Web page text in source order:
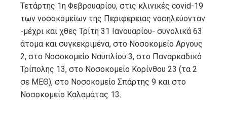
Τετάρτης 1η Φεβρουαρίου, στις κλινικές covid-19
των νοσοκομείων της Περιφέρειας νοσηλεύονταν
-μέχρι και χθες Τρίτη 31 Ιανουαρίου- συνολικά 63
άτομα και συγκεκριμένα, στο Νοσοκομείο Αργους
2, στο Νοσοκομείο Ναυπλίου 3, στο Παναρκαδικό
Τρίπολης 13, στο Νοσοκομείο Κορίνθου 23 (τα 2
σε ΜΕΘ), στο Νοσοκομείο Σπάρτης 9 και στο
Νοσοκομείο Καλαμάτας 13.